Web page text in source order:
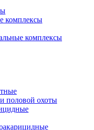
комплексы
комплексы
половой охоты